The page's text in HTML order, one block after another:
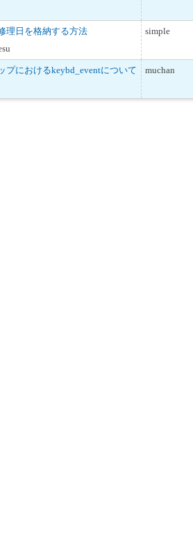
理日を格納する方法
simple
プにおけるkeybd_eventについて
muchan